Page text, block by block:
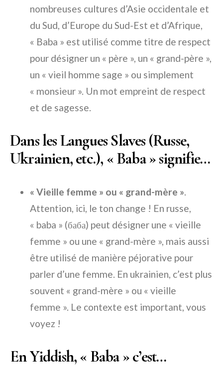
nombreuses cultures d’Asie occidentale et
du Sud, d’Europe du Sud-Est et d’Afrique,
« Baba » est utilisé comme titre de respect
pour désigner un « père », un « grand-père »,
un « vieil homme sage » ou simplement
« monsieur ». Un mot empreint de respect
et de sagesse.
Dans les Langues Slaves (Russe,
Ukrainien, etc.), « Baba » signifie…
« Vieille femme » ou « grand-mère ».
Attention, ici, le ton change ! En russe,
« baba » (баба) peut désigner une « vieille
femme » ou une « grand-mère », mais aussi
être utilisé de manière péjorative pour
parler d’une femme. En ukrainien, c’est plus
souvent « grand-mère » ou « vieille
femme ». Le contexte est important, vous
voyez !
En Yiddish, « Baba » c’est…